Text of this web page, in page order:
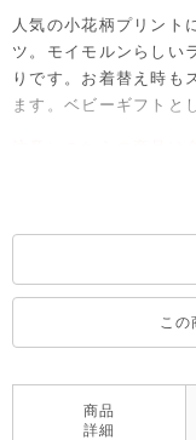
人気の小花柄プリント
ツ。モイモルンらしい
りです。お着替え時も
ます。ベビーギフトと
すので予めご了承くだ
こ
商品
詳細